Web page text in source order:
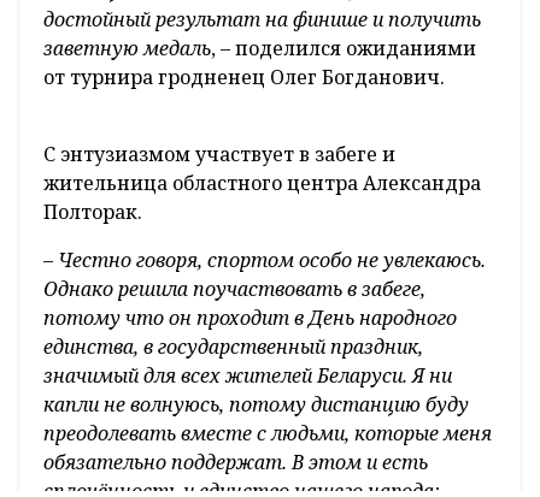
–
Спорт
является неотъемлемой частью нашей жизни.
Он объединяет людей разных возрастов,
поколений и национальностей, в том числе
спортсменов с ограниченными
возможностями. Все вместе мы идём к одной
цели и всегда стараемся показать достойный
результат. Тем самым завоёвываем медали и